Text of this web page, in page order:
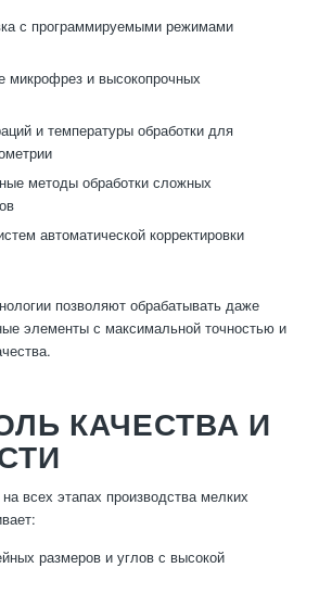
с программируемыми режимами
микрофрез и высокопрочных
и температуры обработки для
методы обработки сложных
автоматической корректировки
позволяют обрабатывать даже
элементы с максимальной точностью и
КАЧЕСТВА И
всех этапах производства мелких
размеров и углов с высокой